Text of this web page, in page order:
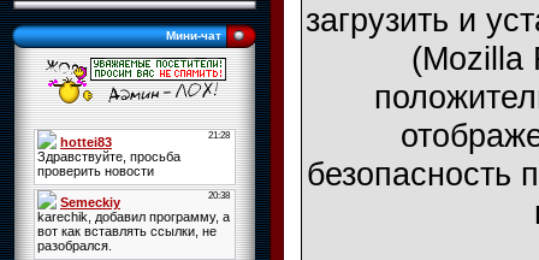
Мини-чат
загрузить и
(Mozilla
безопасность